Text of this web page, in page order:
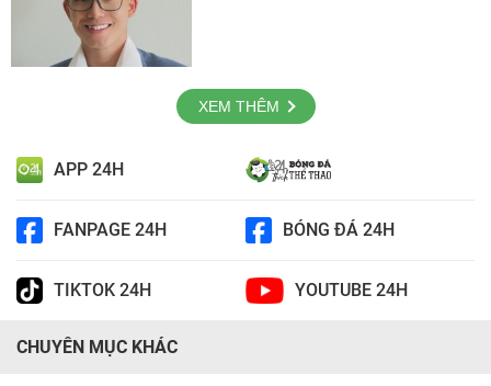
XEM THÊM
APP 24H
FANPAGE 24H BÓNG ĐÁ 24H
TIKTOK 24H YOUTUBE 24H
CHUYÊN MỤC KHÁC